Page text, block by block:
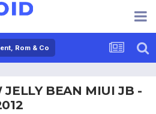
Rom & Co
JELLY BEAN MIUI JB -